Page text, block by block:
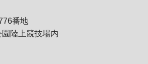
番地
陸上競技場内